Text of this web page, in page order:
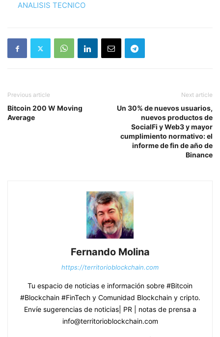
Respecto a
ANALISIS TECNICO
Previous article
Bitcoin 200 W Moving
Average
Next article
Un 30% de nuevos usuarios,
nuevos productos de
SocialFi y Web3 y mayor
cumplimiento normativo: el
informe de fin de año de
Binance
Fernando Molina
https://territorioblockchain.com
Tu espacio de noticias e información sobre #Bitcoin
#Blockchain #FinTech y Comunidad Blockchain y cripto.
Envíe sugerencias de noticias| PR | notas de prensa a
info@territorioblockchain.com